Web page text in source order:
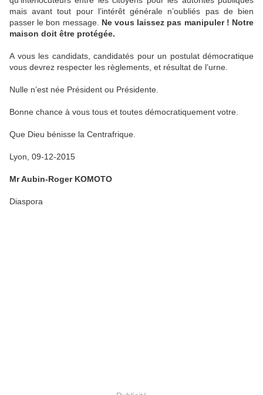
mais avant tout pour l’intérêt générale n’oubliés pas de bien
passer le bon message. Ne vous laissez pas manipuler ! Notre
maison doit être protégée.
A vous les candidats, candidatés pour un postulat démocratique
vous devrez respecter les règlements, et résultat de l’urne.
Nulle n’est née Président ou Présidente.
Bonne chance à vous tous et toutes démocratiquement votre.
Que Dieu bénisse la Centrafrique.
Lyon, 09-12-2015
Mr Aubin-Roger KOMOTO
Diaspora